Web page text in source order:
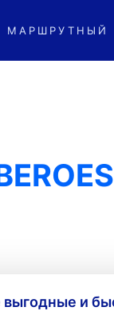
МАРШРУТНЫЙ
выгодные и